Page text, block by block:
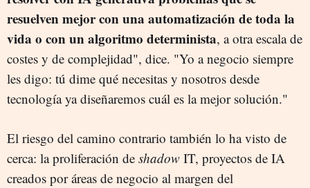
resuelven mejor con una automatización de toda la
vida o con un algoritmo determinista, a otra escala de
costes y de complejidad", dice. "Yo a negocio siempre
les digo: tú dime qué necesitas y nosotros desde
tecnología ya diseñaremos cuál es la mejor solución."
El riesgo del camino contrario también lo ha visto de
cerca: la proliferación de shadow IT, proyectos de IA
creados por áreas de negocio al margen del